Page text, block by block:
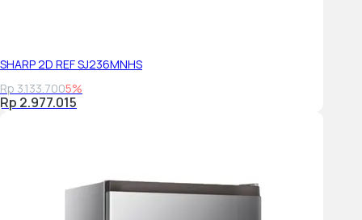
SHARP 2D REF SJ236MNHS
Rp 3.133.7005%
Rp 2.977.015